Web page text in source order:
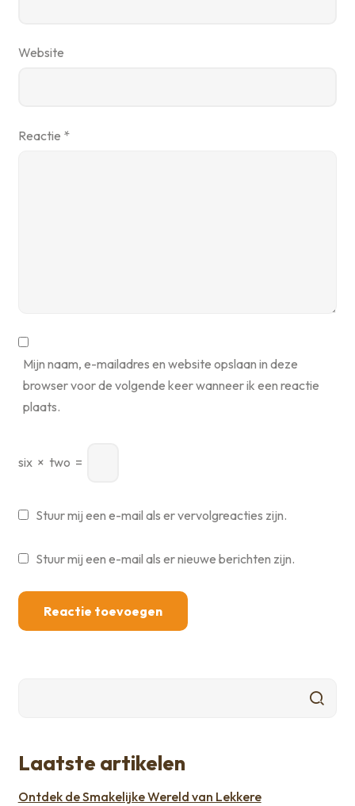
Website
Reactie *
Mijn naam, e-mailadres en website opslaan in deze
browser voor de volgende keer wanneer ik een reactie
plaats.
six × two =
Stuur mij een e-mail als er vervolgreacties zijn.
Stuur mij een e-mail als er nieuwe berichten zijn.
Laatste artikelen
Ontdek de Smakelijke Wereld van Lekkere